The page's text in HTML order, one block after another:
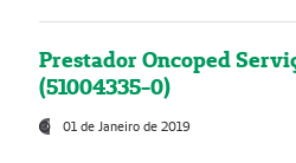
Prestador Oncoped
(51004335-0)
01 de Janeiro de 2019